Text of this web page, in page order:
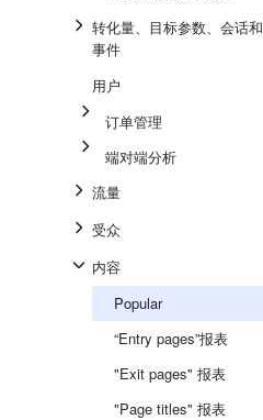
转化量、目标参数、会话和
事件
用户
订单管理
端对端分析
流量
受众
内容
Popular
“Entry pages”报表
"Exit pages" 报表
"Page titles" 报表